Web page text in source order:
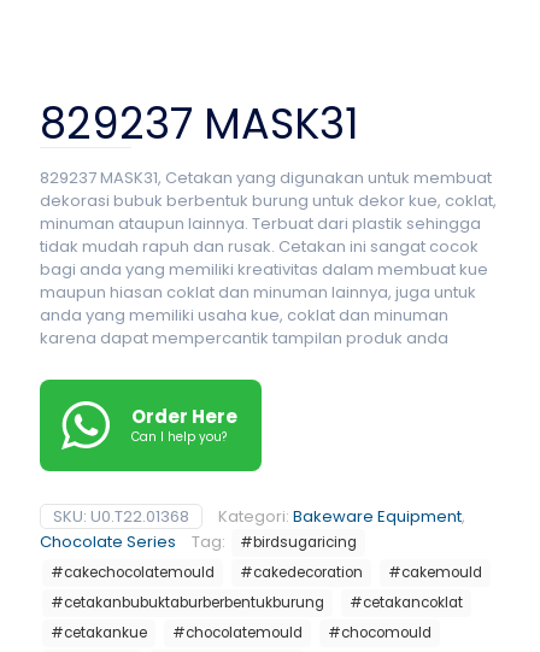
829237 MASK31
829237 MASK31, Cetakan yang digunakan untuk membuat
dekorasi bubuk berbentuk burung untuk dekor kue, coklat,
minuman ataupun lainnya. Terbuat dari plastik sehingga
tidak mudah rapuh dan rusak. Cetakan ini sangat cocok
bagi anda yang memiliki kreativitas dalam membuat kue
maupun hiasan coklat dan minuman lainnya, juga untuk
anda yang memiliki usaha kue, coklat dan minuman
karena dapat mempercantik tampilan produk anda
Order Here
Can I help you?
SKU: U0.T22.01368 Kategori: Bakeware Equipment,
Chocolate Series
Tag:
#birdsugaricing
#cakechocolatemould
#cakedecoration
#cakemould
#cetakanbubuktaburberbentukburung
#cetakancoklat
#cetakankue
#chocolatemould
#chocomould